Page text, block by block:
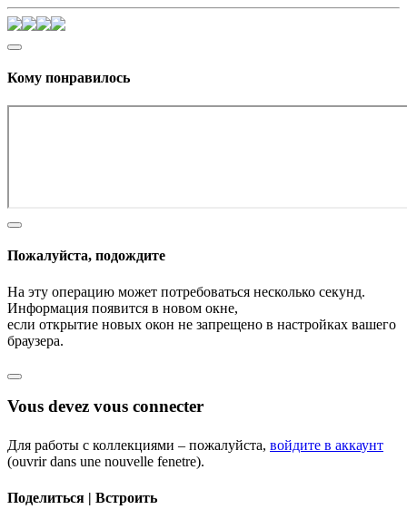
Кому понравилось
Пожалуйста, подождите
На эту операцию может потребоваться несколько секунд.
Информация появится в новом окне,
если открытие новых окон не запрещено в настройках вашего
браузера.
Vous devez vous connecter
Для работы с коллекциями – пожалуйста, войдите в аккаунт
(ouvrir dans une nouvelle fenetre).
Поделиться | Встроить